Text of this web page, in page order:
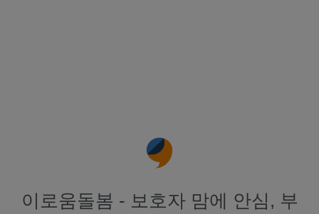
이로움돌봄 - 보호자 맘에 안심, 부